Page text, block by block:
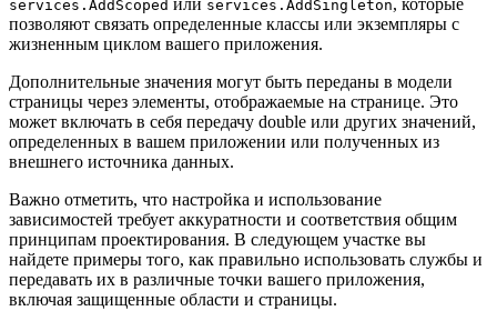
services.AddScoped services.AddSingleton
позволяют связать определенные классы или экземпляры с
жизненным циклом вашего приложения.
Дополнительные значения могут быть переданы в модели
страницы через элементы, отображаемые на странице. Это
может включать в себя передачу double или других значений,
определенных в вашем приложении или полученных из
внешнего источника данных.
Важно отметить, что настройка и использование
зависимостей требует аккуратности и соответствия общим
принципам проектирования. В следующем участке вы
найдете примеры того, как правильно использовать службы и
передавать их в различные точки вашего приложения,
включая защищенные области и страницы.